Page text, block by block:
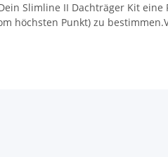
Slimline II Dachträger Kit
höchsten Punkt) zu